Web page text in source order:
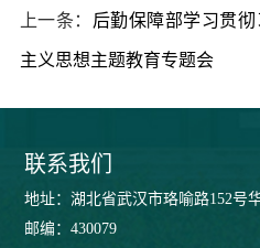
上一条： 后勤保障部学习贯
主义思想主题教育专题会
联系我们
地址：湖北省武汉市珞喻路152号
邮编：430079